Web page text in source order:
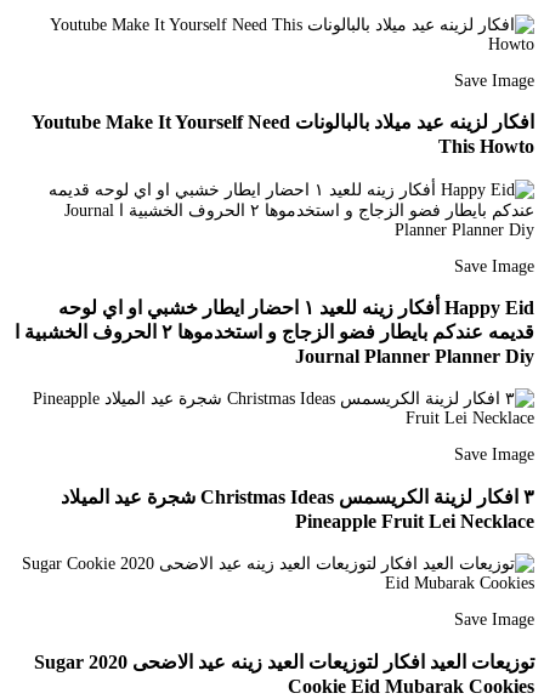
Save Image
افكار لزينه عيد ميلاد بالبالونات Youtube Make It Yourself Need
This Howto
Save Image
Happy Eid أفكار زينه للعيد ١ احضار ايطار خشبي او اي لوحه
قديمه عندكم بايطار فضو الزجاج و استخدموها ٢ الحروف الخشبية ا
Journal Planner Planner Diy
Save Image
٣ افكار لزينة الكريسمس Christmas Ideas شجرة عيد الميلاد
Pineapple Fruit Lei Necklace
Save Image
توزيعات العيد افكار لتوزيعات العيد زينه عيد الاضحى 2020 Sugar
Cookie Eid Mubarak Cookies